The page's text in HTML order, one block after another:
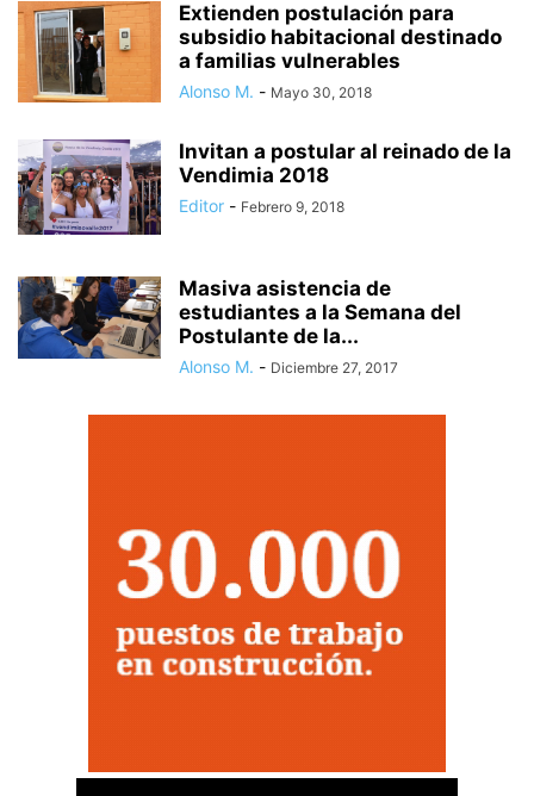
Extienden postulación para
subsidio habitacional destinado
a familias vulnerables
Alonso M. - Mayo 30, 2018
Invitan a postular al reinado de la
Vendimia 2018
Editor - Febrero 9, 2018
Masiva asistencia de
estudiantes a la Semana del
Postulante de la...
Alonso M. - Diciembre 27, 2017